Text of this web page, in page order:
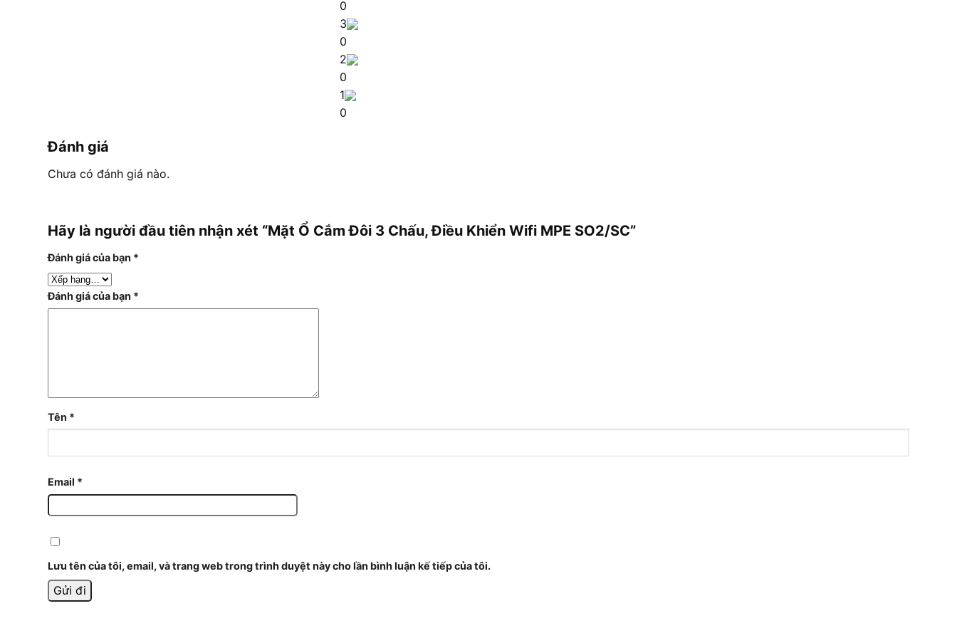
0
3
0
2
0
1
0
Đánh giá
Chưa có đánh giá nào.
Hãy là người đầu tiên nhận xét “Mặt Ổ Cắm Đôi 3 Chấu, Điều Khiển Wifi MPE SO2/SC”
Đánh giá của bạn *
Đánh giá của bạn *
Tên *
Email *
Lưu tên của tôi, email, và trang web trong trình duyệt này cho lần bình luận kế tiếp của tôi.